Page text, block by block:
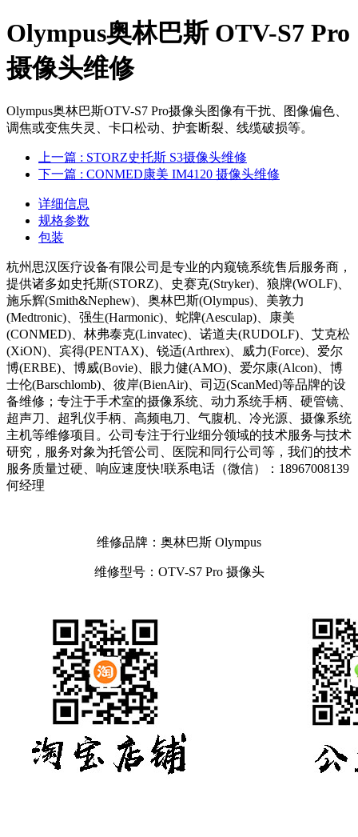
Olympus奥林巴斯 OTV-S7 Pro
摄像头维修
Olympus奥林巴斯OTV-S7 Pro摄像头图像有干扰、图像偏色、
调焦或变焦失灵、卡口松动、护套断裂、线缆破损等。
上一篇 : STORZ史托斯 S3摄像头维修
下一篇 : CONMED康美 IM4120 摄像头维修
详细信息
规格参数
包装
杭州思汉医疗设备有限公司是专业的内窥镜系统售后服务商，
提供诸多如史托斯(STORZ)、史赛克(Stryker)、狼牌(WOLF)、
施乐辉(Smith&Nephew)、奥林巴斯(Olympus)、美敦力
(Medtronic)、强生(Harmonic)、蛇牌(Aesculap)、康美
(CONMED)、林弗泰克(Linvatec)、诺道夫(RUDOLF)、艾克松
(XiON)、宾得(PENTAX)、锐适(Arthrex)、威力(Force)、爱尔
博(ERBE)、博威(Bovie)、眼力健(AMO)、爱尔康(Alcon)、博
士伦(Barschlomb)、彼岸(BienAir)、司迈(ScanMed)等品牌的设
备维修；专注于手术室的摄像系统、动力系统手柄、硬管镜、
超声刀、超乳仪手柄、高频电刀、气腹机、冷光源、摄像系统
主机等维修项目。公司专注于行业细分领域的技术服务与技术
研究，服务对象为托管公司、医院和同行公司等，我们的技术
服务质量过硬、响应速度快!联系电话（微信）：18967008139
何经理
维修品牌：奥林巴斯 Olympus
维修型号：OTV-S7 Pro 摄像头